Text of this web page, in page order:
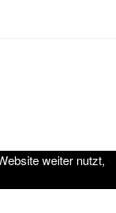
weiter nutzt,